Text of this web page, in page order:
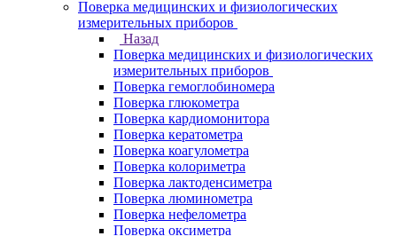
Поверка медицинских и физиологических
измерительных приборов
Назад
Поверка медицинских и физиологических
измерительных приборов
Поверка гемоглобиномера
Поверка глюкометра
Поверка кардиомонитора
Поверка кератометра
Поверка коагулометра
Поверка колориметра
Поверка лактоденсиметра
Поверка люминометра
Поверка нефелометра
Поверка оксиметра